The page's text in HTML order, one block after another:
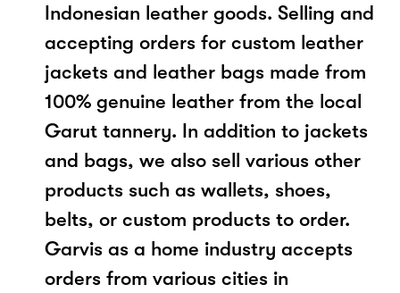
Indonesian leather goods. Selling and
accepting orders for custom leather
jackets and leather bags made from
100% genuine leather from the local
Garut tannery. In addition to jackets
and bags, we also sell various other
products such as wallets, shoes,
belts, or custom products to order.
Garvis as a home industry accepts
orders from various cities in